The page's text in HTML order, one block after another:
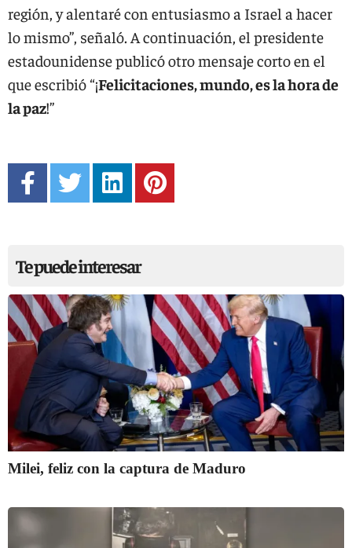
región, y alentaré con entusiasmo a Israel a hacer
lo mismo”, señaló. A continuación, el presidente
estadounidense publicó otro mensaje corto en el
que escribió “¡Felicitaciones, mundo, es la hora de
la paz!”
Te puede interesar
Milei, feliz con la captura de Maduro